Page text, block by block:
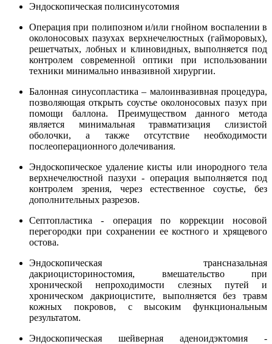
Эндоскопическая полисинусотомия
Операция при полипозном и/или гнойном воспалении в
околоносовых пазухах верхнечелюстных (гайморовых),
решетчатых, лобных и клиновидных, выполняется под
контролем современной оптики при использовании
техники минимально инвазивной хирургии.
Балонная синусопластика – малоинвазивная процедура,
позволяющая открыть соустье околоносовых пазух при
помощи баллона. Преимуществом данного метода
является минимальная травматизация слизистой
оболочки, а также отсутствие необходимости
послеоперационного долечивания.
Эндоскопическое удаление кисты или инородного тела
верхнечелюстной пазухи - операция выполняется под
контролем зрения, через естественное соустье, без
дополнительных разрезов.
Септопластика - операция по коррекции носовой
перегородки при сохранении ее костного и хрящевого
остова.
Эндоскопическая трансназальная
дакриоцисториностомия, вмешательство при
хронической непроходимости слезных путей и
хроническом дакриоцистите, выполняется без травм
кожных покровов, с высоким функциональным
результатом.
Эндоскопическая шейверная аденоидэктомия -